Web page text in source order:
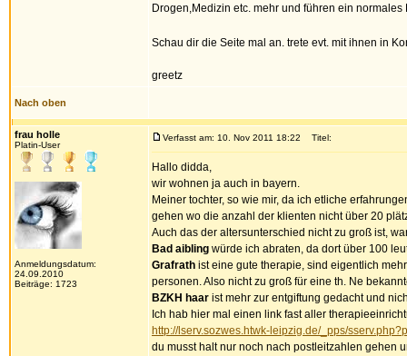
Drogen,Medizin etc. mehr und führen ein normales
Schau dir die Seite mal an. trete evt. mit ihnen in
greetz
Nach oben
frau holle
Platin-User
Anmeldungsdatum:
24.09.2010
Beiträge: 1723
Verfasst am: 10. Nov 2011 18:22 Titel:
Hallo didda,
wir wohnen ja auch in bayern.
Meiner tochter, so wie mir, da ich etliche
gehen wo die anzahl der klienten nicht über 20
Auch das der altersunterschied nicht zu groß ist,
Bad aibling würde ich abraten, da dort über 100
Grafrath ist eine gute therapie, sind eigentlich
personen. Also nicht zu groß für eine th. Ne
BZKH haar ist mehr zur entgiftung gedacht und
Ich hab hier mal einen link fast aller
http://lserv.sozwes.htwk-leipzig.de/_pps/
du musst halt nur noch nach postleitzahlen gehen